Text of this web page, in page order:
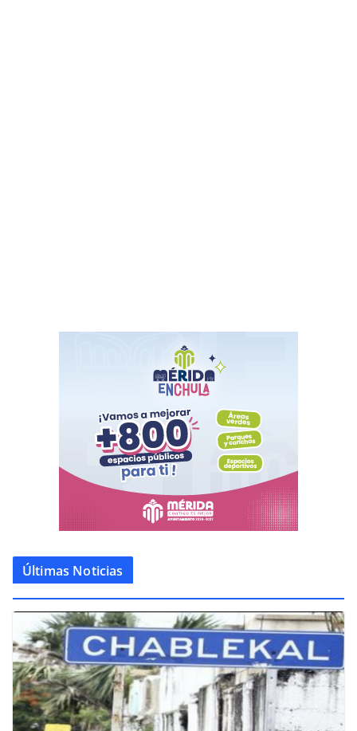
Últimas Noticias